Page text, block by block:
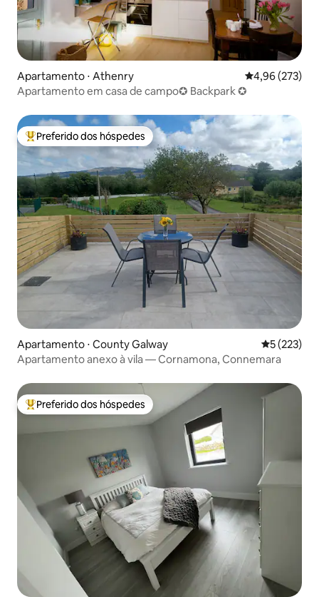
Apartamento ⋅ Athenry 4,96 de uma
4,96 (273)
Apartamento em casa de campo✪ Backpark ✪
Entre os melhores preferidos dos hóspedes
Preferido dos hóspedes
Apartamento ⋅ County Galway 5 de uma
5 (223)
Apartamento anexo à vila — Cornamona, Connemara
Entre os melhores preferidos dos hóspedes
Preferido dos hóspedes